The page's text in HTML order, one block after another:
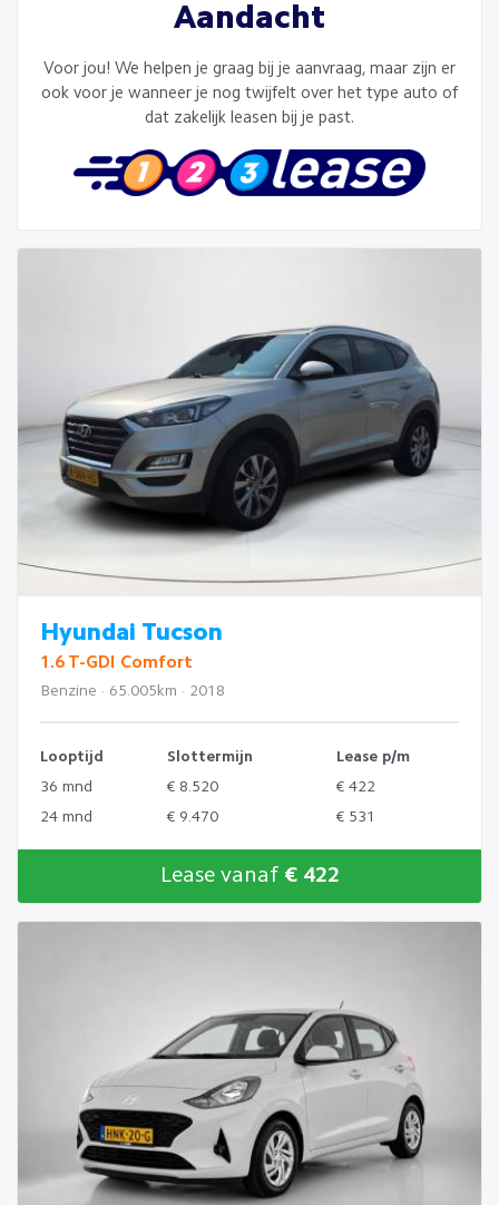
Aandacht
Voor jou! We helpen je graag bij je aanvraag, maar zijn er
ook voor je wanneer je nog twijfelt over het type auto of
dat zakelijk leasen bij je past.
Hyundai Tucson
1.6 T-GDI Comfort
Benzine · 65.005km · 2018
Looptijd Slottermijn
Lease p/m
36 mnd
€ 8.520
€ 422
24 mnd
€ 9.470 € 531
Lease vanaf € 422